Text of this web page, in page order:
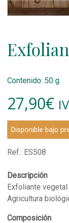
Contenido: 50 g
27,90€
Disponible bajo
Ref.: ES508
Descripción
Exfoliante
Agricultura
Composición